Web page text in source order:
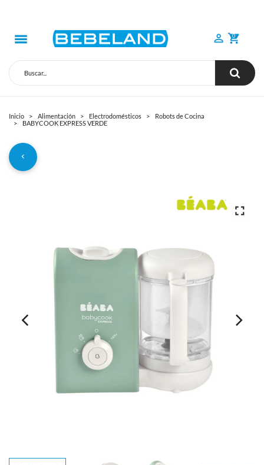
0
Inicio Alimentación Electrodomésticos
Robots de Cocina
BABYCOOK EXPRESS VERDE